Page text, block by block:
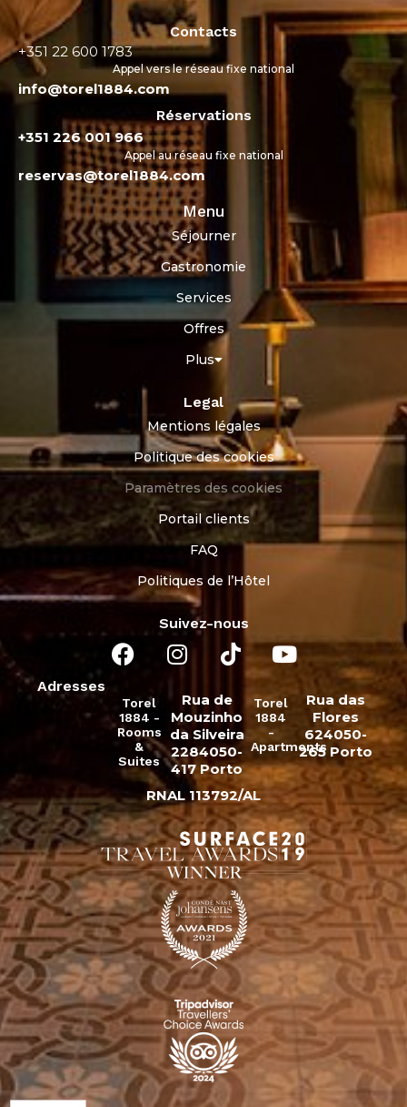
Contacts
+351 22 600 1783
Appel vers le réseau fixe national
info@torel1884.com
Réservations
+351 226 001 966
Appel au réseau fixe national
reservas@torel1884.com
Menu
Séjourner
Gastronomie
Services
Offres
Plus
Legal
Mentions légales
Politique des cookies
Paramètres des cookies
Portail clients
FAQ
Politiques de l’Hôtel
Suivez-nous
Adresses
Torel
1884 -
Rooms
&
Suites
Rua de
Mouzinho
da Silveira
2284050-
417 Porto
Torel
1884
-
Apartments
Rua das
Flores
624050-
265 Porto
RNAL 113792/AL